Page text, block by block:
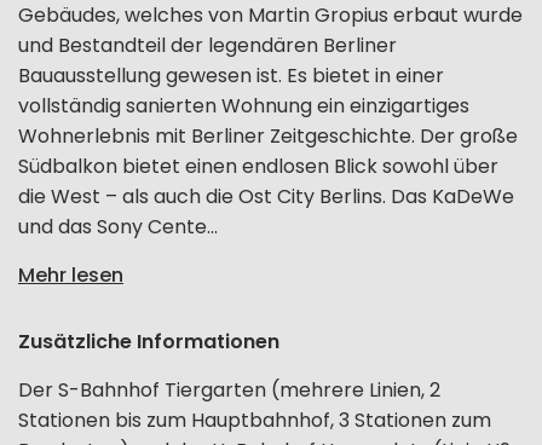
Gebäudes, welches von Martin Gropius erbaut wurde
und Bestandteil der legendären Berliner
Bauausstellung gewesen ist. Es bietet in einer
vollständig sanierten Wohnung ein einzigartiges
Wohnerlebnis mit Berliner Zeitgeschichte. Der große
Südbalkon bietet einen endlosen Blick sowohl über
die West – als auch die Ost City Berlins. Das KaDeWe
und das Sony Cente...
Mehr lesen
Zusätzliche Informationen
Der S-Bahnhof Tiergarten (mehrere Linien, 2
Stationen bis zum Hauptbahnhof, 3 Stationen zum